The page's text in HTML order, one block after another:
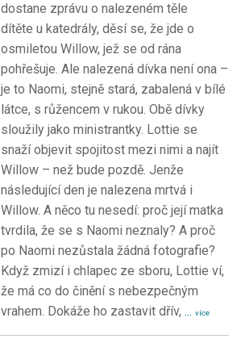
dostane zprávu o nalezeném těle
dítěte u katedrály, děsí se, že jde o
osmiletou Willow, jež se od rána
pohřešuje. Ale nalezená dívka není ona –
je to Naomi, stejně stará, zabalená v bílé
látce, s růžencem v rukou. Obě dívky
sloužily jako ministrantky. Lottie se
snaží objevit spojitost mezi nimi a najít
Willow – než bude pozdě. Jenže
následující den je nalezena mrtvá i
Willow. A něco tu nesedí: proč její matka
tvrdila, že se s Naomi neznaly? A proč
po Naomi nezůstala žádná fotografie?
Když zmizí i chlapec ze sboru, Lottie ví,
že má co do činění s nebezpečným
vrahem. Dokáže ho zastavit dřív, ... více